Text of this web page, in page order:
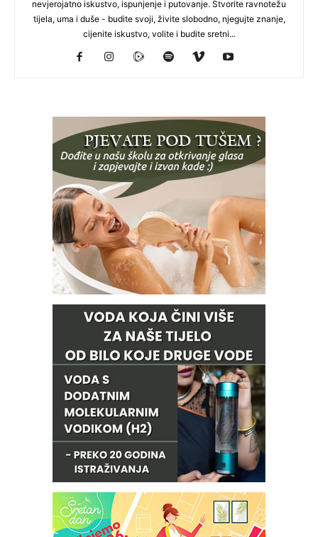
nevjerojatno iskustvo, ispunjenje i putovanje. Stvorite ravnotežu
tijela, uma i duše - budite svoji, živite slobodno, njegujte znanje,
cijenite iskustvo, volite i budite sretni...